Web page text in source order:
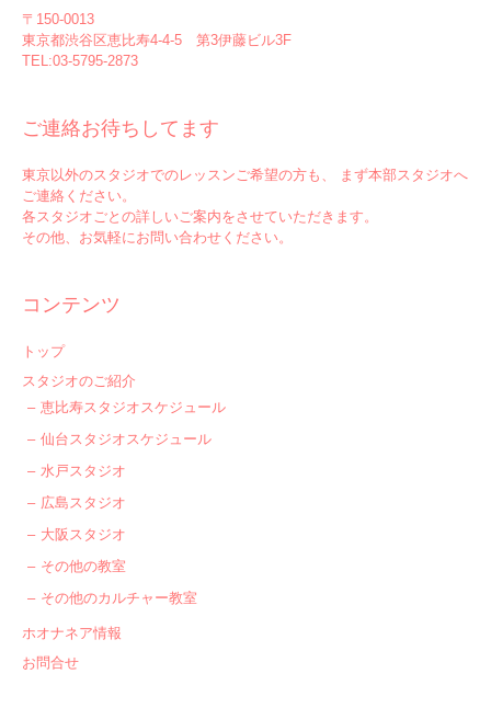
〒150-0013
東京都渋谷区恵比寿4-4-5 第3伊藤ビル3F
TEL:03-5795-2873
ご連絡お待ちしてます
東京以外のスタジオでのレッスンご希望の方も、 まず本部スタジオへ
ご連絡ください。
各スタジオごとの詳しいご案内をさせていただきます。
その他、お気軽にお問い合わせください。
コンテンツ
トップ
スタジオのご紹介
恵比寿スタジオスケジュール
仙台スタジオスケジュール
水戸スタジオ
広島スタジオ
大阪スタジオ
その他の教室
その他のカルチャー教室
ホオナネア情報
お問合せ